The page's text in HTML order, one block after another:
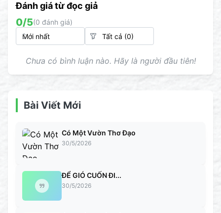
Đánh giá từ đọc giả
0/5(0 đánh giá)
Chưa có bình luận nào. Hãy là người đầu tiên!
Bài Viết Mới
Có Một Vườn Thơ Đạo
30/5/2026
ĐỂ GIÓ CUỐN ĐI...
30/5/2026